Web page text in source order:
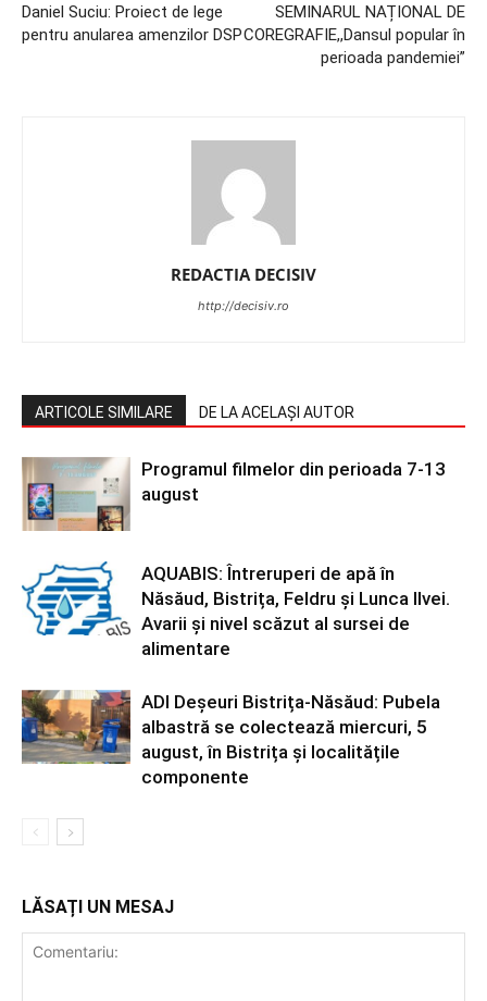
Daniel Suciu: Proiect de lege
pentru anularea amenzilor DSP
SEMINARUL NAȚIONAL DE
COREGRAFIE,,Dansul popular în
perioada pandemiei”
REDACTIA DECISIV
http://decisiv.ro
ARTICOLE SIMILARE DE LA ACELAȘI AUTOR
Programul filmelor din perioada 7-13
august
AQUABIS: Întreruperi de apă în
Năsăud, Bistrița, Feldru și Lunca Ilvei.
Avarii și nivel scăzut al sursei de
alimentare
ADI Deșeuri Bistrița-Năsăud: Pubela
albastră se colectează miercuri, 5
august, în Bistrița și localitățile
componente
LĂSAȚI UN MESAJ